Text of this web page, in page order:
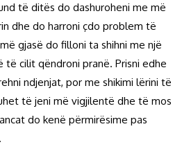
të ditës do dashuroheni me më
dhe do harroni çdo problem të
gjasë do filloni ta shihni me një
të cilit qëndroni pranë. Prisni edhe
ndjenjat, por me shikimi lërini të
të jeni më vigjilentë dhe të mos
do kenë përmirësime pas